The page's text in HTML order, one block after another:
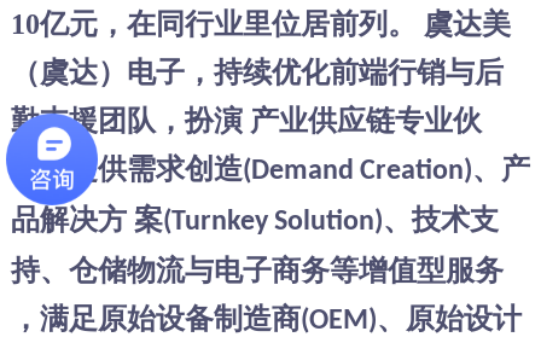
10亿元，在同行业里位居前列。 虞达美
（虞达）电子，持续优化前端行销与后
勤支援团队，扮演 产业供应链专业伙
伴，提供需求创造(Demand Creation)、产
品解决方 案(Turnkey Solution)、技术支
持、仓储物流与电子商务等增值型服务
，满足原始设备制造商(OEM)、原始设计